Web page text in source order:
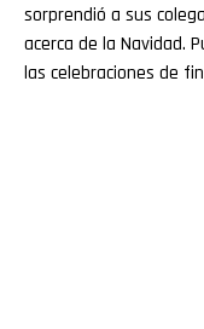
sorprendió a sus
acerca de la Navidad.
las celebraciones de